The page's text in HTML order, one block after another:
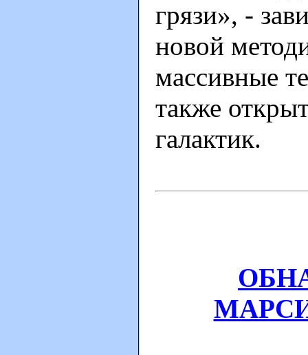
грязи», -
новой
массивные
также
галактик.